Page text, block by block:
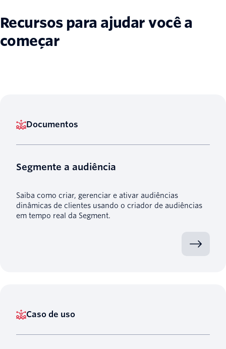
Recursos para ajudar você a
começar
Documentos
Segmente a audiência
Saiba como criar, gerenciar e ativar audiências
dinâmicas de clientes usando o criador de audiências
em tempo real da Segment.
Caso de uso